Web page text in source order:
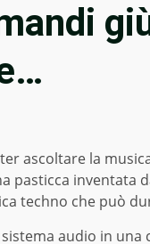
ascoltare la
pasticca inventata
techno che può
audio in